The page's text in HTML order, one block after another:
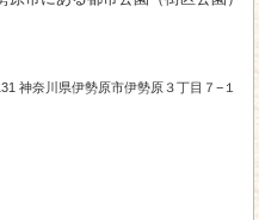
神奈川県伊勢原市伊勢原３丁目７−１